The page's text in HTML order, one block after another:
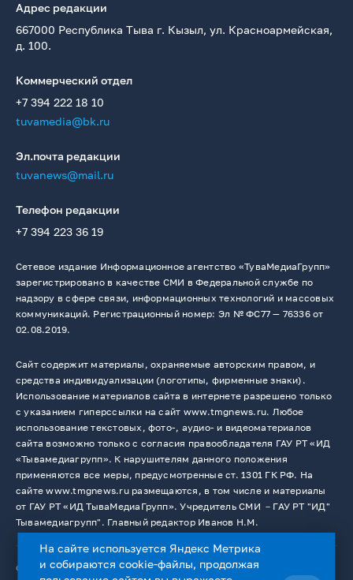
Адрес редакции
667000 Республика Тыва г. Кызыл, ул. Красноармейская,
д. 100.
Коммерческий отдел
+7 394 222 18 10
tuvamedia@bk.ru
Эл.почта редакции
tuvanews@mail.ru
Телефон редакции
+7 394 223 36 19
Сетевое издание Информационное агентство «ТуваМедиаГрупп»
зарегистрировано в качестве СМИ в Федеральной службе по
надзору в сфере связи, информационных технологий и массовых
коммуникаций. Регистрационный номер: Эл № ФС77 — 76336 от
02.08.2019.
Сайт содержит материалы, охраняемые авторским правом, и
средства индивидуализации (логотипы, фирменные знаки).
Использование материалов сайта в интернете разрешено только
с указанием гиперссылки на сайт www.tmgnews.ru. Любое
использование текстовых, фото-, аудио- и видеоматериалов
сайта возможно только с согласия правообладателя ГАУ РТ «ИД
«Тывамедиагрупп». К нарушителям данного положения
применяются все меры, предусмотренные ст. 1301 ГК РФ. На
сайте www.tmgnews.ru размещаются, в том числе и материалы
от ГАУ РТ «ИД ТываМедиаГрупп». Учредитель СМИ －ГАУ РТ "ИД"
Тывамедиагрупп". Главный редактор Иванов Н.М.
© 2026. Все права защищены. 12+
На сайте используется Яндекс Метрика
и собираются cookie-файлы, продолжая